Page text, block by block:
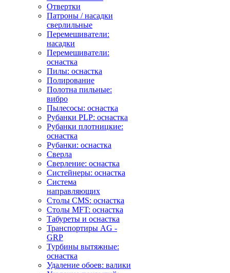
Отвертки
Патроны / насадки
сверлильные
Перемешиватели:
насадки
Перемешиватели:
оснастка
Пилы: оснастка
Полирование
Полотна пильные:
вибро
Пылесосы: оснастка
Рубанки PLP: оснастка
Рубанки плотницкие:
оснастка
Рубанки: оснастка
Сверла
Сверление: оснастка
Систейнеры: оснастка
Система
направляющих
Столы CMS: оснастка
Столы MFT: оснастка
Табуреты и оснастка
Транспортиры AG -
GRP
Турбины вытяжные:
оснастка
Удаление обоев: валики